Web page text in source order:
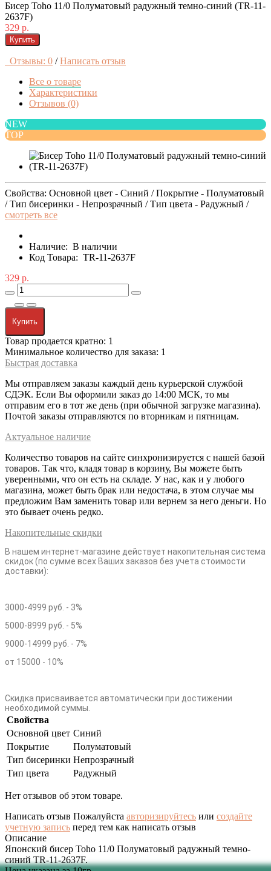
Бисер Toho 11/0 Полуматовый радужный темно-синий (TR-11-
2637F)
329 р.
Купить
Отзывы: 0 / Написать отзыв
Все о товаре
Характеристики
Отзывов (0)
NEW
TOP
Свойства: Основной цвет - Синий / Покрытие - Полуматовый
/ Тип бисеринки - Непрозрачный / Тип цвета - Радужный /
смотреть все
Наличие: В наличии
Код Товара: TR-11-2637F
329 р.
Купить
Товар продается кратно: 1
Минимальное количество для заказа: 1
Быстрая доставка
Мы отправляем заказы каждый день курьерской службой
СДЭК. Если Вы оформили заказ до 14:00 МСК, то мы
отправим его в тот же день (при обычной загрузке магазина).
Почтой заказы отправляются по вторникам и пятницам.
Актуальное наличие
Количество товаров на сайте синхронизируется с нашей базой
товаров. Так что, кладя товар в корзину, Вы можете быть
уверенными, что он есть на складе. У нас, как и у любого
магазина, может быть брак или недостача, в этом случае мы
предложим Вам заменить товар или вернем за него деньги. Но
это бывает очень редко.
Накопительные скидки
В нашем интернет-магазине действует накопительная система
скидок (по сумме всех Ваших заказов без учета стоимости
доставки):
3000-4999 руб. - 3%
5000-8999 руб. - 5%
9000-14999 руб. - 7%
от 15000 - 10%
Скидка присваивается автоматически при достижении
необходимой суммы.
Свойства
Основной цвет Синий
Покрытие
Полуматовый
Тип бисеринки Непрозрачный
Тип цвета
Радужный
Нет отзывов об этом товаре.
Написать отзыв Пожалуйста авторизируйтесь или создайте
учетную запись перед тем как написать отзыв
Описание
Японский бисер Toho 11/0 Полуматовый радужный темно-
синий TR-11-2637F.